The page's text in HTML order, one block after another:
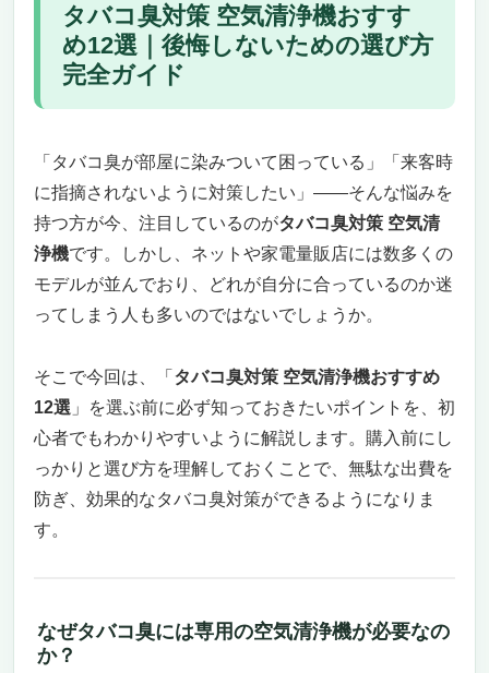
タバコ臭対策 空気清浄機おすすめ12選
タバコ臭も花粉も一気に除去！デザインと清浄
力を兼ね備えた「ブルーエア 空気清浄機
5240i」
台。ハイスペックな北欧家電が空気を変える
空気清浄機っぽくない。インテリアとしての
完成度も段違い
高性能でもメンテナンスは超シンプル。スト
レスフリーな空気管理
こんな人におすすめ、こんな人には不向きか
も？
クラスターNEXT搭載「シャープ 空気清浄機
KI-SX70-W」
タバコ臭の悩み、シャープが根本から解決す
る時代へ
空間全体を浄化するための、圧倒的な循環力
と賢さ
この空気清浄機が特におすすめな人／逆に向
タバコ臭対策 空気清浄機おすす
め12選｜後悔しないための選び方
完全ガイド
「タバコ臭が部屋に染みついて困っている」「来客時
に指摘されないように対策したい」——そんな悩みを
持つ方が今、注目しているのがタバコ臭対策 空気清
浄機です。しかし、ネットや家電量販店には数多くの
モデルが並んでおり、どれが自分に合っているのか迷
ってしまう人も多いのではないでしょうか。
そこで今回は、「 タバコ臭対策 空気清浄機おすすめ
12選 」を選ぶ前に必ず知っておきたいポイントを、初
心者でもわかりやすいように解説します。購入前にし
っかりと選び方を理解しておくことで、無駄な出費を
防ぎ、効果的なタバコ臭対策ができるようになりま
す。
なぜタバコ臭には専用の空気清浄機が必要なの
か？